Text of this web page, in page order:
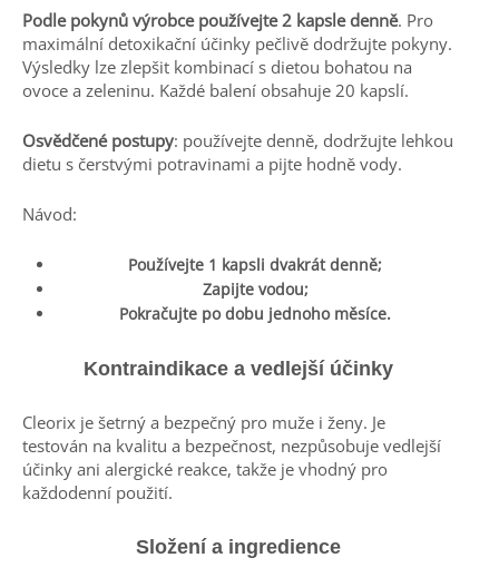
Podle pokynů výrobce používejte 2 kapsle denně. Pro
maximální detoxikační účinky pečlivě dodržujte pokyny.
Výsledky lze zlepšit kombinací s dietou bohatou na
ovoce a zeleninu. Každé balení obsahuje 20 kapslí.
Osvědčené postupy: používejte denně, dodržujte lehkou
dietu s čerstvými potravinami a pijte hodně vody.
Návod:
Používejte 1 kapsli dvakrát denně;
Zapijte vodou;
Pokračujte po dobu jednoho měsíce.
Kontraindikace a vedlejší účinky
Cleorix je šetrný a bezpečný pro muže i ženy. Je
testován na kvalitu a bezpečnost, nezpůsobuje vedlejší
účinky ani alergické reakce, takže je vhodný pro
každodenní použití.
Složení a ingredience